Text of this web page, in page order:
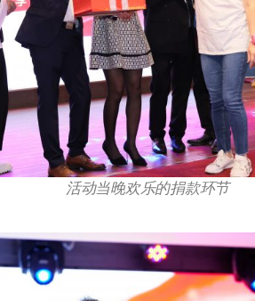
活动当晚欢乐的捐款环节